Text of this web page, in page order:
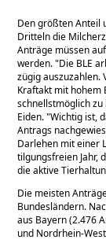
Den größten Anteil
Dritteln die
Anträge müssen
werden. Die BLE
zügig auszuzahlen.
Kraftakt mit hohem
schnellstmöglich zu
Eiden. Wichtig ist,
Antrags
Darlehen mit einer
tilgungsfreien Jahr,
die aktive
Die meisten
Bundesländern.
aus Bayern (2.476
und Nordrhein-